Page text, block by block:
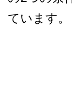
ています。